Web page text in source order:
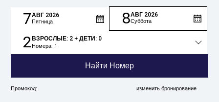
7АВГ 2026
Пятница 8АВГ 2026
Суббота
Общее
2ВЗРОСЛЫЕ: 2+ ДЕТИ: 0
Номера: 1
Промокод: изменить бронирование
Найти Номер